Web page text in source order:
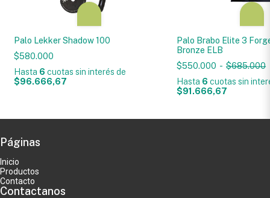
Palo Lekker Shadow 100
$580.000
Hasta 6 cuotas sin interés de
$96.666,67
Palo Brabo Elite 3
Bronze ELB
$550.000 - $685.000
Hasta 6 cuotas sin
$91.666,67
Páginas
Inicio
Productos
Contacto
Contactanos